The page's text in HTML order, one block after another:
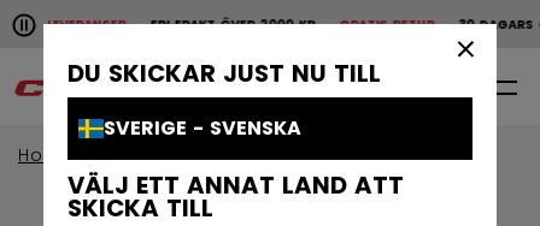
DU SKICKAR JUST NU TILL
SVERIGE - SVENSKA
VÄLJ ETT ANNAT LAND ATT
SKICKA TILL
Pause the horizontal scroll animation.
LEVERANSERFRI FRAKT ÖVER 2000 KRGRATIS RETUR30 DAGARS
Snabba leveranser Fri frakt över 2000 kr
0
Home Kroppsskydd Åldersgrupp Senior